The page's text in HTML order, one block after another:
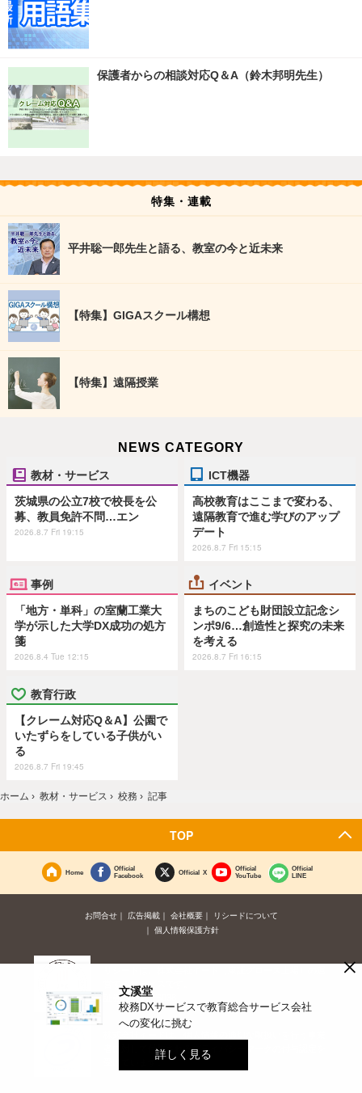
保護者からの相談対応Q＆A（鈴木邦明先生）
特集・連載
平井聡一郎先生と語る、教室の今と近未来
【特集】GIGAスクール構想
【特集】遠隔授業
NEWS CATEGORY
教材・サービス
茨城県の公立7校で校長を公
募、教員免許不問…エン
2026.8.7 Fri 19:15
ICT機器
高校教育はここまで変わる、
遠隔教育で進む学びのアップ
デート
2026.8.7 Fri 15:15
事例
「地方・単科」の室蘭工業大
学が示した大学DX成功の処方
箋
2026.8.4 Tue 12:15
イベント
まちのこども財団設立記念シ
ンポ9/6…創造性と探究の未来
を考える
2026.8.7 Fri 16:15
教育行政
【クレーム対応Q＆A】公園で
いたずらをしている子供がい
る
2026.8.7 Fri 19:45
ホーム › 教材・サービス › 校務 › 記事
TOP
Home
Official
Facebook
Official X
Official
YouTube
Official
LINE
お問合せ 広告掲載 会社概要
リシードについて
個人情報保護方針
営するサービスです。
証券コード：6038
者に対して付与されるプライバシーマークの付与認定を
受けています。
×
文溪堂
校務DXサービスで教育総合サービス会社
への変化に挑む
詳しく見る